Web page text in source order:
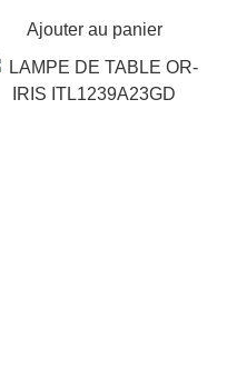
Ajouter au panier